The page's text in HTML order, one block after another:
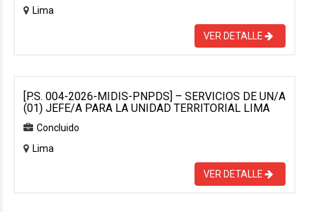
Lima
VER DETALLE
[P.S. 004-2026-MIDIS-PNPDS] – SERVICIOS DE UN/A
(01) JEFE/A PARA LA UNIDAD TERRITORIAL LIMA
Concluido
Lima
VER DETALLE